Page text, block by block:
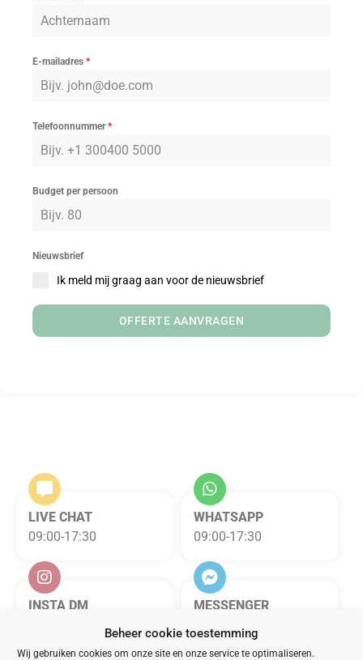
Beheer cookie toestemming
Wij gebruiken cookies om onze site en onze service te optimaliseren.
E-mailadres *
Telefoonnummer*
Budget per persoon
Nieuwsbrief
Ik meld mij graag aan voor de nieuwsbrief
OFFERTE AANVRAGEN
LIVE CHAT
09:00-17:30
WHATSAPP
09:00-17:30
INSTA DM
MESSENGER
09:00-17:30